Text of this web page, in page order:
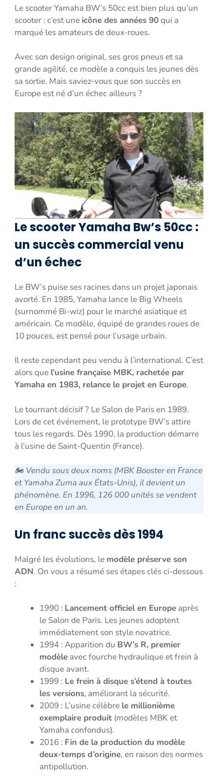
Le scooter Yamaha BW’s 50cc est bien plus qu’un
scooter : c’est une icône des années 90qui a
marqué les amateurs de deux-roues.
Avec son design original, ses gros pneus et sa
grande agilité, ce modèle a conquis les jeunes dès
sa sortie. Mais saviez-vous que son succès en
Europe est né d’un échec ailleurs ?
Le scooter Yamaha Bw’s 50cc :
un succès commercial venu
d’un échec
Le BW’s puise ses racines dans un projet japonais
avorté. En 1985, Yamaha lance le Big Wheels
(surnommé Bi-wiz) pour le marché asiatique et
américain. Ce modèle, équipé de grandes roues de
10 pouces, est pensé pour l’usage urbain.
Il reste cependant peu vendu à l’international. C’est
alors que l’usine française MBK, rachetée par
Yamaha en 1983, relance le projet en Europe.
Le tournant décisif ? Le Salon de Paris en 1989.
Lors de cet événement, le prototype BW’s attire
tous les regards. Dès 1990, la production démarre
à l’usine de Saint-Quentin (France).
🏍️ Vendu sous deux noms (MBK Booster en France
et Yamaha Zuma aux États-Unis), il devient un
phénomène. En 1996, 126 000 unités se vendent
en Europe en un an.
Un franc succès dès 1994
Malgré les évolutions, le modèle préserve son
ADN. On vous a résumé ses étapes clés ci-dessous
:
1990 : Lancement officiel en Europe après
le Salon de Paris. Les jeunes adoptent
immédiatement son style novatrice.
1994 : Apparition du BW’s R, premier
modèle avec fourche hydraulique et frein à
disque avant.
1999 : Le frein à disque s’étend à toutes
les versions, améliorant la sécurité.
2009 : L’usine célèbre le millionième
exemplaire produit (modèles MBK et
Yamaha confondus).
2016 : Fin de la production du modèle
deux-temps d’origine, en raison des normes
antipollution.